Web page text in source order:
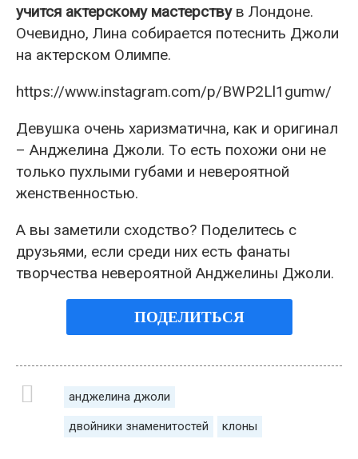
учится актерскому мастерствув Лондоне.
Очевидно, Лина собирается потеснить Джоли
на актерском Олимпе.
https://www.instagram.com/p/BWP2Ll1gumw/
Девушка очень харизматична, как и оригинал
– Анджелина Джоли. То есть похожи они не
только пухлыми губами и невероятной
женственностью.
А вы заметили сходство? Поделитесь с
друзьями, если среди них есть фанаты
творчества невероятной Анджелины Джоли.
ПОДЕЛИТЬСЯ
анджелина джоли
двойники знаменитостей клоны